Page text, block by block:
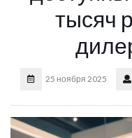
тысяч
25 ноября 2025